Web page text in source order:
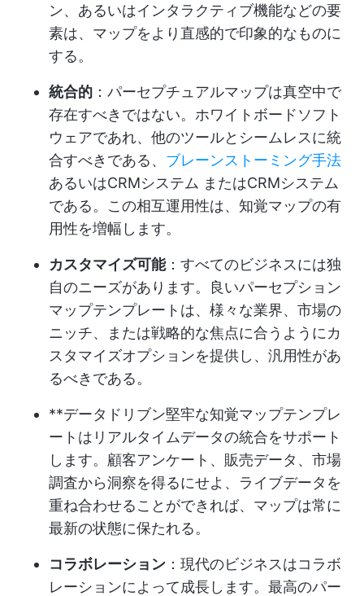
ン、あるいはインタラクティブ機能などの要
素は、マップをより直感的で印象的なものに
する。
統合的 ：パーセプチュアルマップは真空中で
存在すべきではない。ホワイトボードソフト
ウェアであれ、他のツールとシームレスに統
合すべきである、 ブレーンストーミング手法
あるいはCRMシステム またはCRMシステム
である。この相互運用性は、知覚マップの有
用性を増幅します。
カスタマイズ可能：すべてのビジネスには独
自のニーズがあります。良いパーセプション
マップテンプレートは、様々な業界、市場の
ニッチ、または戦略的な焦点に合うようにカ
スタマイズオプションを提供し、汎用性があ
るべきである。
**データドリブン堅牢な知覚マップテンプレ
ートはリアルタイムデータの統合をサポート
します。顧客アンケート、販売データ、市場
調査から洞察を得るにせよ、ライブデータを
重ね合わせることができれば、マップは常に
最新の状態に保たれる。
コラボレーション ：現代のビジネスはコラボ
レーションによって成長します。最高のパー